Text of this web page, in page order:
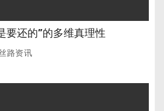
要还的”的多维真理性
路资讯